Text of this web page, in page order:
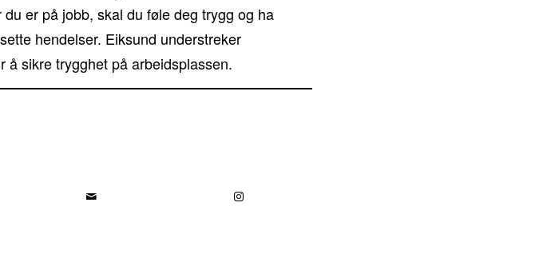
er på jobb, skal du føle deg trygg og ha
hendelser. Eiksund understreker
å sikre trygghet på arbeidsplassen.